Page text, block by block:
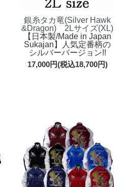
銀糸タカ竜(Silver Hawk
&Dragon) 2Lサイズ(XL)
【日本製/Made in Japan
Sukajan】人気定番柄の
シルバーバージョン!!
17,000円(税込18,700円)